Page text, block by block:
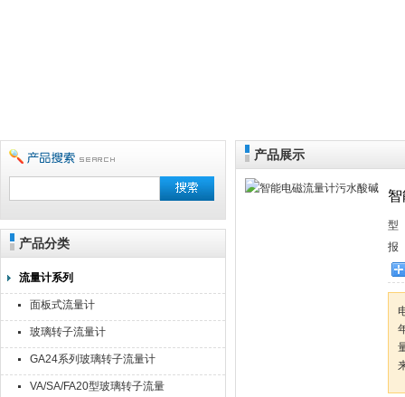
产品分类
流量计系列
面板式流量计
玻璃转子流量计
GA24系列玻璃转子流量计
VA/SA/FA20型玻璃转子流量
产品展示
型
报